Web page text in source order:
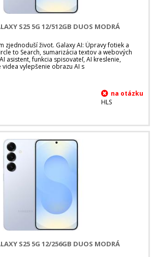
S25 5G 12/512GB DUOS MODRÁ
zjednoduší život. Galaxy AI: Úpravy fotiek a
to Search, sumarizácia textov a webových
asistent, funkcia spisovateľ, AI kreslenie,
vylepšenie obrazu AI s
HLS
S25 5G 12/256GB DUOS MODRÁ